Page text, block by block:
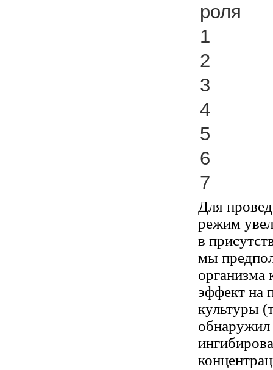
роля
1
2
3
4
5
6
7
Для
режим
в
мы
организма
эффект на
культуры